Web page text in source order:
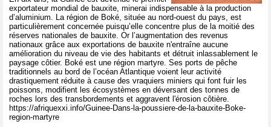
exportateur mondial de bauxite, minerai indispensable à la production
d’aluminium. La région de Boké, située au nord-ouest du pays, est
particulièrement concernée puisqu’elle concentre plus de la moitié des
réserves nationales de bauxite. Or l’augmentation des revenus
nationaux grâce aux exportations de bauxite n'entraîne aucune
amélioration du niveau de vie des habitants et détruit inlassablement le
paysage côtier. Boké est une région martyre. Ses ports de pêche
traditionnels au bord de l’océan Atlantique voient leur activité
drastiquement réduite à cause des vraquiers miniers qui font fuir les
poissons, modifient les écosystèmes en déversant des tonnes de
roches lors des transbordements et aggravent l'érosion côtière.
https://afriquexxi.info/Guinee-Dans-la-poussiere-de-la-bauxite-Boke-
region-martyre